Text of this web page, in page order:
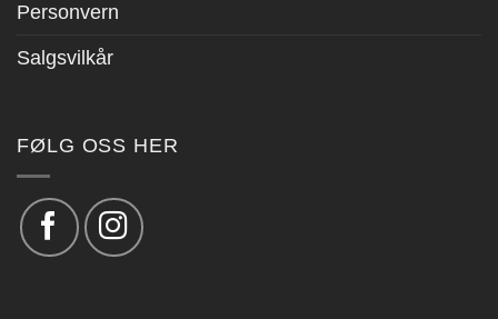
Personvern
Salgsvilkår
FØLG OSS HER